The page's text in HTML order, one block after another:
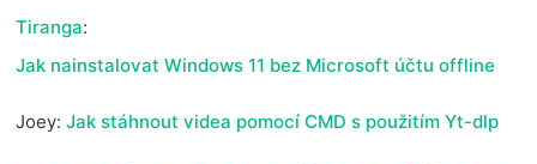
Tiranga:
Jak nainstalovat Windows 11 bez Microsoft účtu offline
Joey:Jak stáhnout videa pomocí CMD s použitím Yt-dlp